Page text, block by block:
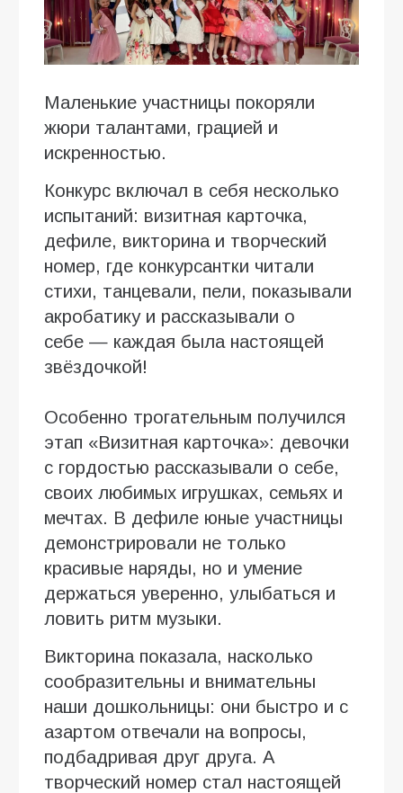
Маленькие участницы покоряли
жюри талантами, грацией и
искренностью.
Конкурс включал в себя несколько
испытаний: визитная карточка,
дефиле, викторина и творческий
номер, где конкурсантки читали
стихи, танцевали, пели, показывали
акробатику и рассказывали о
себе — каждая была настоящей
звёздочкой!
Особенно трогательным получился
этап «Визитная карточка»: девочки
с гордостью рассказывали о себе,
своих любимых игрушках, семьях и
мечтах. В дефиле юные участницы
демонстрировали не только
красивые наряды, но и умение
держаться уверенно, улыбаться и
ловить ритм музыки.
Викторина показала, насколько
сообразительны и внимательны
наши дошкольницы: они быстро и с
азартом отвечали на вопросы,
подбадривая друг друга. А
творческий номер стал настоящей